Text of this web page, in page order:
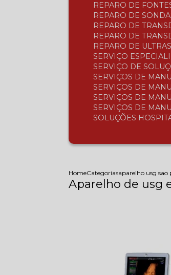
REPARO DE
REPARO DE
REPARO DE
REPARO DE
REPARO DE
SERVIÇO
SERVIÇO DE
SERVIÇOS DE
SERVIÇOS DE
SERVIÇOS DE
SERVIÇOS DE
SOLUÇÕES
HomeCategoriasaparelho usg sao
Aparelho de usg